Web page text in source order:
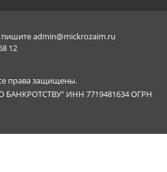
пишитеadmin@mickrozaim.ru
12
права защищены.
ИНН 7719481634 ОГРН
cookie для